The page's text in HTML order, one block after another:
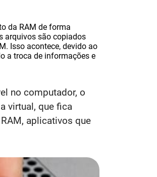
da RAM de forma
arquivos são copiados
Isso acontece, devido ao
a troca de informações e
no computador, o
virtual, que fica
aplicativos que